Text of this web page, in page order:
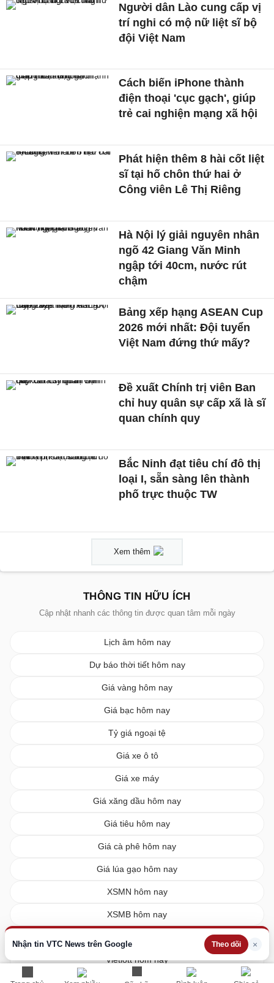
Nhận tin VTC News trên Google Theo dõi ×
Người dân Lào cung cấp vị
trí nghi có mộ nữ liệt sĩ bộ
đội Việt Nam
Cách biến iPhone thành
điện thoại 'cục gạch', giúp
trẻ cai nghiện mạng xã hội
Phát hiện thêm 8 hài cốt liệt
sĩ tại hố chôn thứ hai ở
Công viên Lê Thị Riêng
Hà Nội lý giải nguyên nhân
ngõ 42 Giang Văn Minh
ngập tới 40cm, nước rút
chậm
Bảng xếp hạng ASEAN Cup
2026 mới nhất: Đội tuyển
Việt Nam đứng thứ mấy?
Đề xuất Chính trị viên Ban
chỉ huy quân sự cấp xã là sĩ
quan chính quy
Bắc Ninh đạt tiêu chí đô thị
loại I, sẵn sàng lên thành
phố trực thuộc TW
Xem thêm
THÔNG TIN HỮU ÍCH
Cập nhật nhanh các thông tin được quan tâm mỗi ngày
Lịch âm hôm nay
Dự báo thời tiết hôm nay
Giá vàng hôm nay
Giá bạc hôm nay
Tỷ giá ngoại tệ
Giá xe ô tô
Giá xe máy
Giá xăng dầu hôm nay
Giá tiêu hôm nay
Giá cà phê hôm nay
Giá lúa gạo hôm nay
XSMN hôm nay
XSMB hôm nay
Vietlott hôm nay